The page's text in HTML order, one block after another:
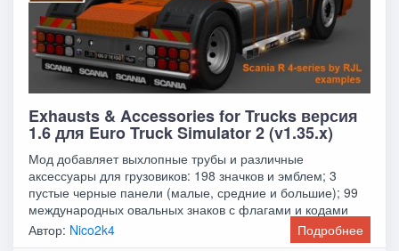
Exhausts & Accessories for Trucks версия
1.6 для Euro Truck Simulator 2 (v1.35.x)
Мод добавляет выхлопные трубы и различные
аксессуары для грузовиков: 198 значков и эмблем; 3
пустые черные панели (малые, средние и большие); 99
международных овальных знаков с флагами и кодами
Автор: Nico2k4 Подробнее